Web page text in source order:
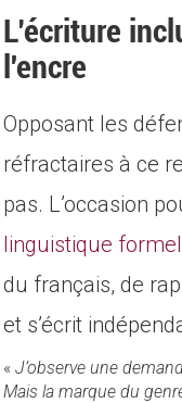
L’écriture
l'encre
Opposant les
réfractaires à ce
pas. L’occasion
linguistique
du français, de
et s’écrit
«J’observe une
Mais la marque du